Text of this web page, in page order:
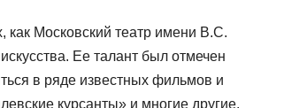
как Московский театр имени В.С.
Ее талант был отмечен
в ряде известных фильмов и
курсанты» и многие другие.